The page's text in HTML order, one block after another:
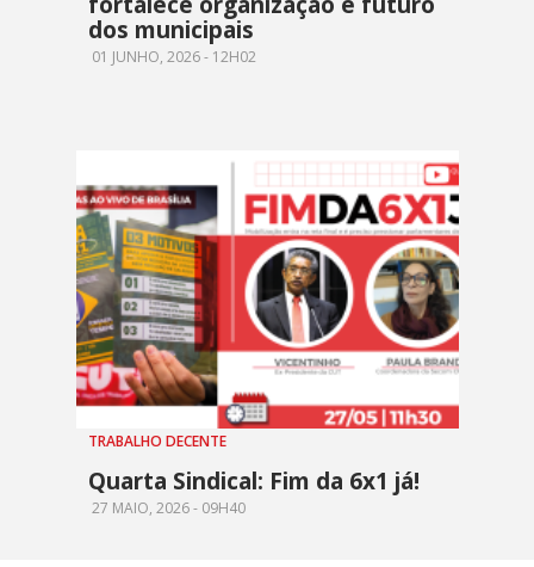
dos municipais
01 JUNHO, 2026 - 12H02
TRABALHO DECENTE
Quarta Sindical: Fim da 6x1 já!
27 MAIO, 2026 - 09H40